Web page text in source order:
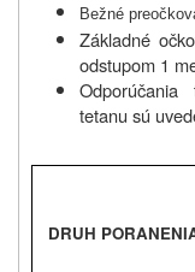
Bežné
Základné
odstupom 1
tetanu sú
DRUH